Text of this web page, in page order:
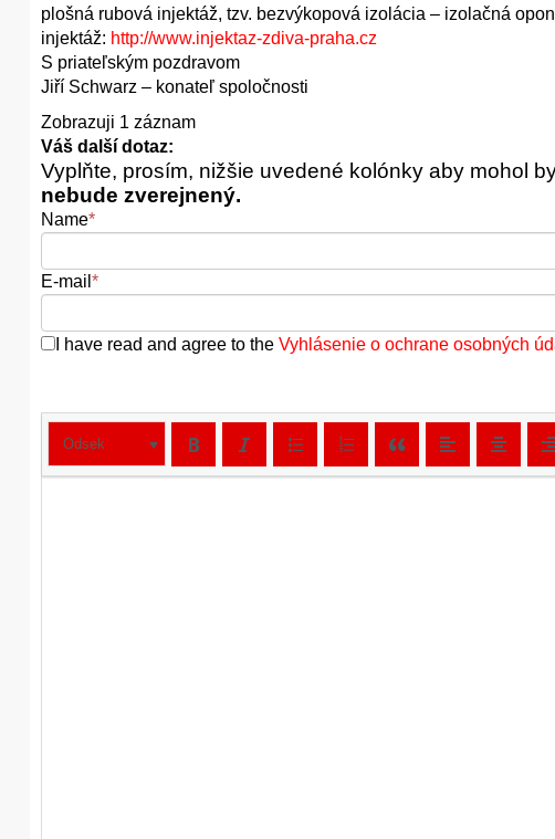
plošná rubová injektáž, tzv. bezvýkopová izolácia – izolačná
injektáž: http://www.injektaz-zdiva-praha.cz
S priateľským pozdravom
Jiří Schwarz – konateľ spoločnosti
Zobrazuji 1 záznam
Váš další dotaz:
Vyplňte, prosím, nižšie uvedené kolónky aby mohol
nebude zverejnený.
Name*
E-mail *
I have read and agree to the Vyhlásenie o ochrane osobných
Odsek